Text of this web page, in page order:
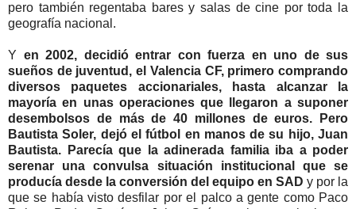
pero también regentaba bares y salas de cine por toda la
geografía nacional.
Y en 2002, decidió entrar con fuerza en uno de sus
sueños de juventud, el Valencia CF, primero comprando
diversos paquetes accionariales, hasta alcanzar la
mayoría en unas operaciones que llegaron a suponer
desembolsos de más de 40 millones de euros. Pero
Bautista Soler, dejó el fútbol en manos de su hijo, Juan
Bautista. Parecía que la adinerada familia iba a poder
serenar una convulsa situación institucional que se
producía desde la conversión del equipo en SAD y por la
que se había visto desfilar por el palco a gente como Paco